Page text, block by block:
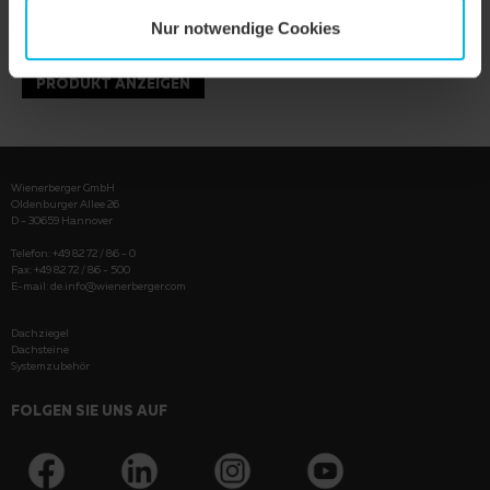
Nur notwendige Cookies
PRODUKT ANZEIGEN
Wienerberger GmbH
Oldenburger Allee 26
D - 30659 Hannover
Telefon: +49 82 72 / 86 - 0
Fax: +49 82 72 / 86 - 500
E-mail: de.info@wienerberger.com
Dachziegel
Dachsteine
Systemzubehör
FOLGEN SIE UNS AUF